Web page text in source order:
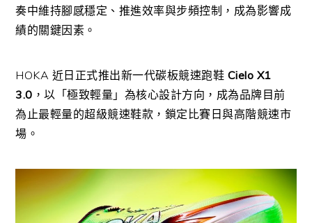
奏中維持腳感穩定、推進效率與步頻控制，成為影響成
績的關鍵因素。
HOKA 近日正式推出新一代碳板競速跑鞋 Cielo X1
3.0 ，以「極致輕量」為核心設計方向，成為品牌目前
為止最輕量的超級競速鞋款，鎖定比賽日與高階競速市
場。